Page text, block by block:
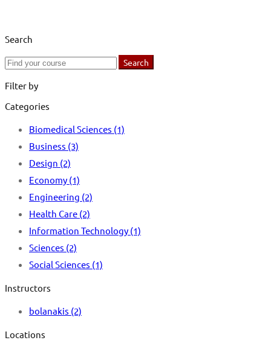
Search
Search
Search
Filter by
Categories
Biomedical Sciences (1)
Business (3)
Design (2)
Economy (1)
Engineering (2)
Health Care (2)
Information Technology (1)
Sciences (2)
Social Sciences (1)
Instructors
bolanakis (2)
Locations